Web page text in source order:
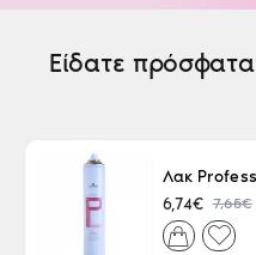
Είδατε πρόσφατα
6,74€ 7,65€